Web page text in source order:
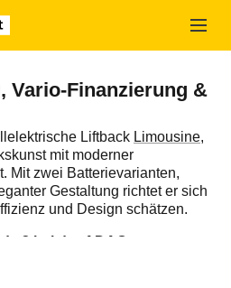
Vario-Finanzierung &
Liftback Limousine,
mit moderner
Mit zwei Batterievarianten,
Gestaltung richtet er sich
und Design schätzen.
3 bei der ADAC